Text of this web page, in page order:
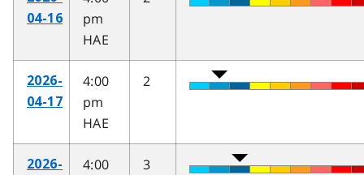
04-16
pm
HAE
2026-
04-17
4:00
pm
HAE
2
2026-
4:00
3